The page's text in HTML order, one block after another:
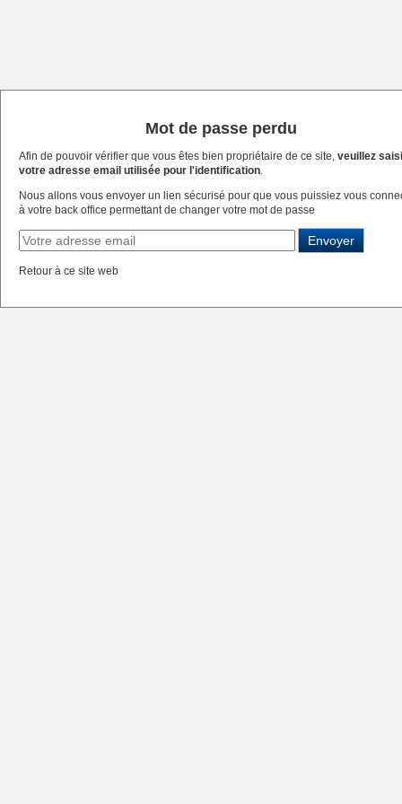
Mot de passe perdu
Afin de pouvoir vérifier que vous êtes bien propriétaire de ce site, veuillez
votre adresse email utilisée pour l'identification.
Nous allons vous envoyer un lien sécurisé pour que vous puissiez vous
à votre back office permettant de changer votre mot de passe
Retour à ce site web